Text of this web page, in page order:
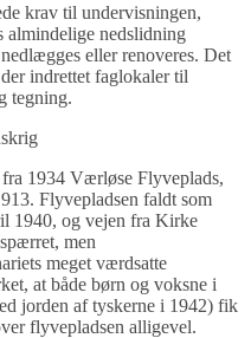
krav til undervisningen,
almindelige nedslidning
eller renoveres. Det
indrettet faglokaler til
tegning.
1934 Værløse Flyveplads,
Flyvepladsen faldt som
1940, og vejen fra Kirke
men
meget værdsatte
at både børn og voksne i
jorden af tyskerne i 1942) fik
flyvepladsen alligevel.